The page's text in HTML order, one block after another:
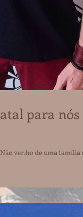
para
venho de uma